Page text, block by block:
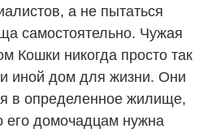
а не пытаться
самостоятельно. Чужая
Кошки никогда просто так
иной дом для жизни. Они
в определенное жилище,
его домочадцам нужна